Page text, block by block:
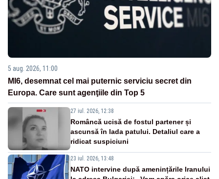
5 aug. 2026, 11:00
MI6, desemnat cel mai puternic serviciu secret din
Europa. Care sunt agenţiile din Top 5
27 iul. 2026, 12:38
Româncă ucisă de fostul partener și
ascunsă în lada patului. Detaliul care a
ridicat suspiciuni
23 iul. 2026, 13:48
NATO intervine după amenințările Iranului